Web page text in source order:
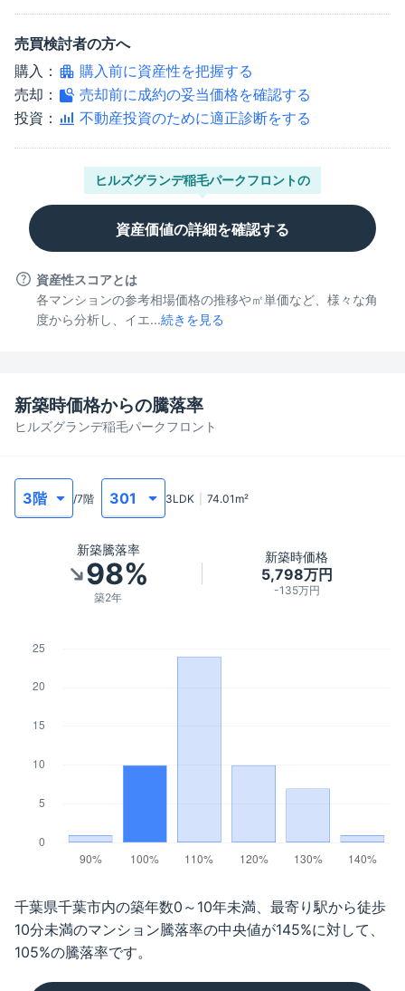
売買検討者の方へ
購入：
購入前に資産性を把握する
売却：
売却前に成約の妥当価格を確認する
投資：
不動産投資のために適正診断をする
ヒルズグランデ稲毛パークフロントの
資産価値の詳細を確認する
資産性スコアとは
各マンションの参考相場価格の推移や㎡単価など、様々な角
度から分析し、イエ...続きを見る
ヒルズグランデ稲毛パークフロント
新築時価格からの騰落率
/7階 3LDK 74.01 m²
新築騰落率
98%
築2年
新築時価格
5,798万円
-135万円
千葉県千葉市内の築年数0～10年未満、最寄り駅から徒歩
10分未満のマンション騰落率の中央値が145%に対して、
105%の騰落率です。